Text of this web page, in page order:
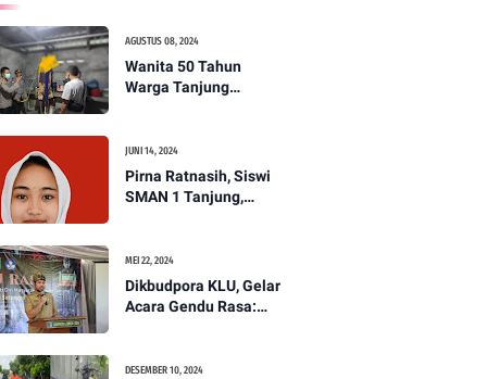
AGUSTUS 08, 2024
Wanita 50 Tahun
Warga Tanjung
JUNI 14, 2024
Pirna Ratnasih, Siswi
SMAN 1 Tanjung,
Paskibraka Tingkat
Nasional
MEI 22, 2024
Dikbudpora KLU, Gelar
Acara Gendu Rasa:
Masyarakat Dayan
DESEMBER 10, 2024